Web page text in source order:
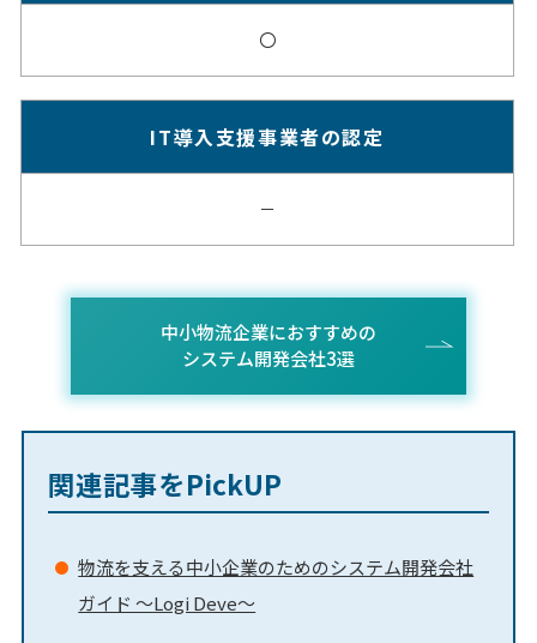
〇
IT導入支援事業者の認定
－
中小物流企業におすすめの
システム開発会社3選
関連記事をPickUP
物流を支える中小企業のためのシステム開発会社
ガイド ～Logi Deve～